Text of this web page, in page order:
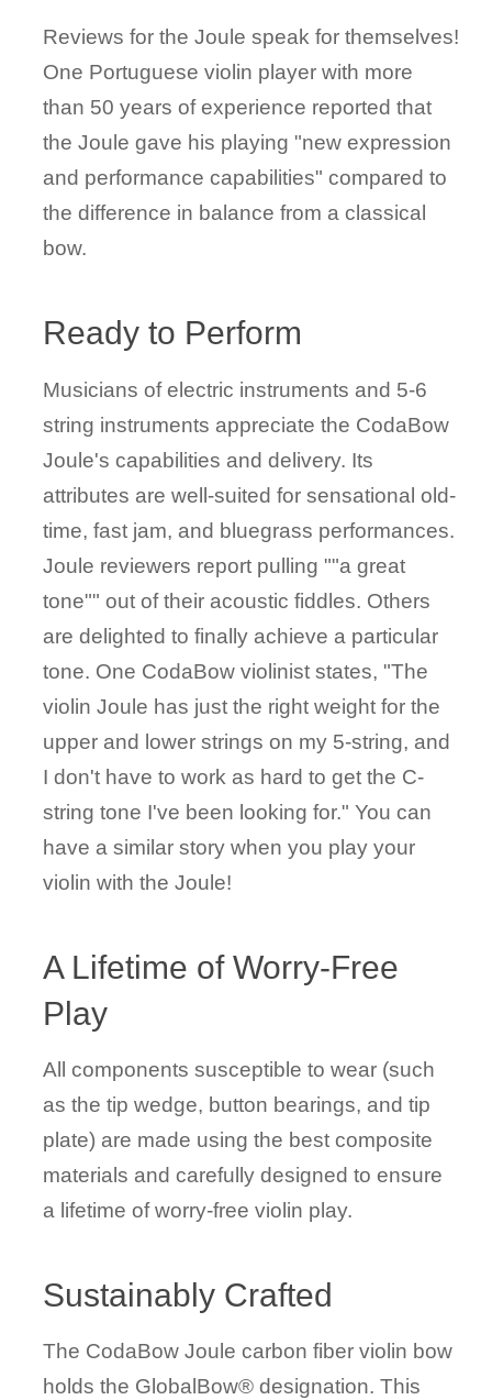
Reviews for the Joule speak for themselves!
One Portuguese violin player with more
than 50 years of experience reported that
the Joule gave his playing "new expression
and performance capabilities" compared to
the difference in balance from a classical
bow.
Ready to Perform
Musicians of electric instruments and 5-6
string instruments appreciate the CodaBow
Joule's capabilities and delivery. Its
attributes are well-suited for sensational old-
time, fast jam, and bluegrass performances.
Joule reviewers report pulling ""a great
tone"" out of their acoustic fiddles. Others
are delighted to finally achieve a particular
tone. One CodaBow violinist states, "The
violin Joule has just the right weight for the
upper and lower strings on my 5-string, and
I don't have to work as hard to get the C-
string tone I've been looking for." You can
have a similar story when you play your
violin with the Joule!
A Lifetime of Worry-Free
Play
All components susceptible to wear (such
as the tip wedge, button bearings, and tip
plate) are made using the best composite
materials and carefully designed to ensure
a lifetime of worry-free violin play.
Sustainably Crafted
The CodaBow Joule carbon fiber violin bow
holds the GlobalBow® designation. This